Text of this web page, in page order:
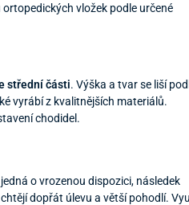
vložek podle určené
střední části. Výška a tvar se liší
vyrábí z kvalitnějších materiálů.
chodidel.
o vrozenou dispozici, následek
dopřát úlevu a větší pohodlí.